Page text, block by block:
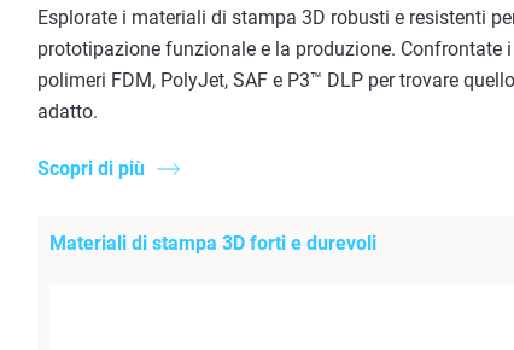
Esplorate i materiali di stampa 3D robusti e resistenti
prototipazione funzionale e la produzione. Confrontate i
polimeri FDM, PolyJet, SAF e P3™ DLP per trovare
adatto.
Scopri di più
Materiali di stampa 3D forti e durevoli